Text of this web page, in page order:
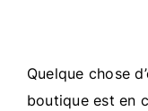
Quelque chose
boutique est en